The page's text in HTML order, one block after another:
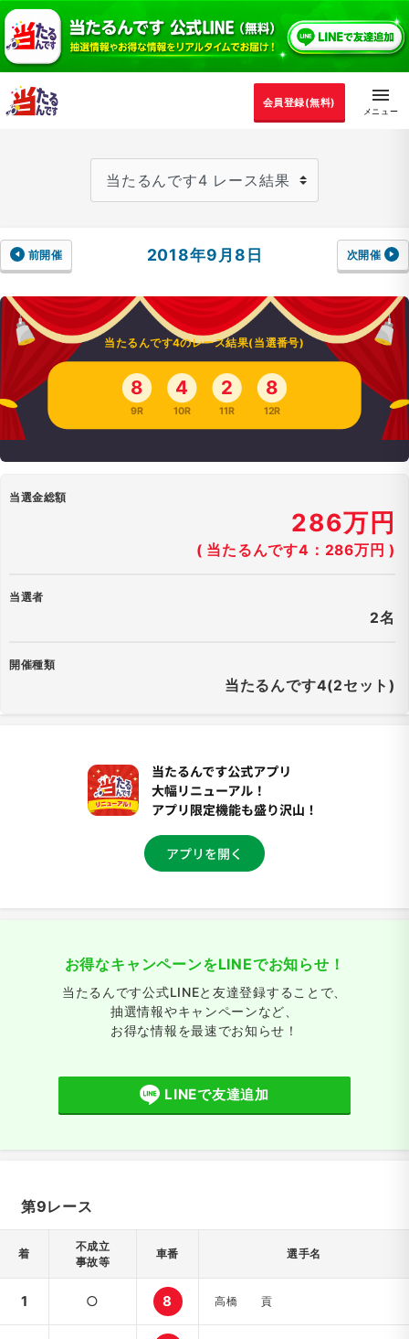
会員登録(無料)
前開催 2018年9月8日 次開催
当たるんです4のレース結果(当選番号)
8
9R
4
10R
2
11R
8
12R
当選金総額
286万円
( 当たるんです4：286万円 )
当選者
2名
開催種類
当たるんです4(2セット)
お得なキャンペーンをLINEでお知らせ！
当たるんです公式LINEと友達登録することで、
抽選情報やキャンペーンなど、
お得な情報を最速でお知らせ！
LINEで友達追加
第9レース
着
不成立
事故等
車番 選手名
1 ○ 8 高橋 貢